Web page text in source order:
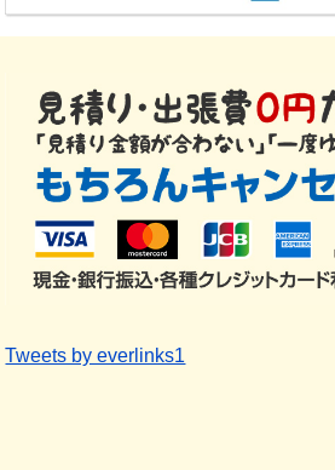
Tweets by everlinks1